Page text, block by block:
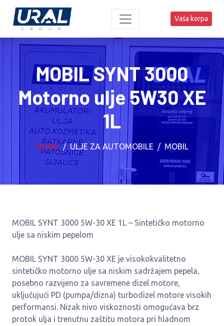
Vaša korpa
MOBIL SYNT 3000
Motorno ulje 5W30 XE
1L
HOME ULJE ZA AUTOMOBILE MOBIL
MOBIL SYNT 3000 5W-30 XE 1L – Sintetičko motorno
ulje sa niskim pepelom
MOBIL SYNT 3000 5W-30 XE je visokokvalitetno
sintetičko motorno ulje sa niskim sadržajem pepela,
posebno razvijeno za savremene dizel motore,
uključujući PD (pumpa/dizna) turbodizel motore visokih
performansi. Nizak nivo viskoznosti omogućava brz
protok ulja i trenutnu zaštitu motora pri hladnom